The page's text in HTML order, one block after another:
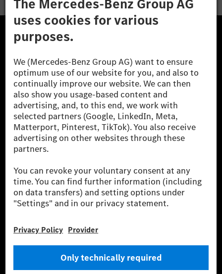
The Mercedes-Benz Group AG (former Daimler AG) is
one of the world's most successful automotive
companies. With Mercedes-Benz AG, we are one of
the leading global suppliers of premium and luxury
cars and vans. Mercedes-Benz Mobility AG offers
financing, leasing, car subscription and car rental,
fleet management, digital services for charging and
payment, insurance brokerage, as well as innovative
mobility services.
Learn more
Technical Support Hotline Contact
Locations
Do not sell or share my personal information (CCPA & CPRA)